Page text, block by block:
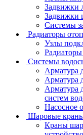
Задвижки
Задвижки
Системы
Радиаторы
Узлы
Системы
Арматура
Арматура
Арматура
систем
Насосное
Шаровые
Краны